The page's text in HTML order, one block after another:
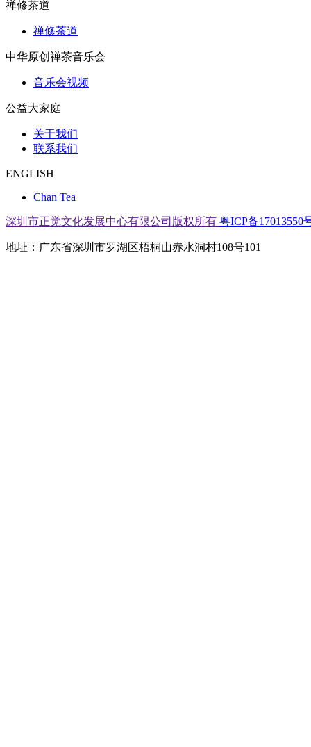
禅修茶道
禅修茶道
中华原创禅茶音乐会
音乐会视频
公益大家庭
关于我们
联系我们
ENGLISH
Chan Tea
深圳市正觉文化发展中心有限公司版权所有 粤ICP备17013550
地址：广东省深圳市罗湖区梧桐山赤水洞村108号101